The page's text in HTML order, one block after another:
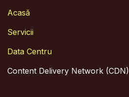
Acasă
Servicii
Data Centru
Content Delivery Network (CDN)